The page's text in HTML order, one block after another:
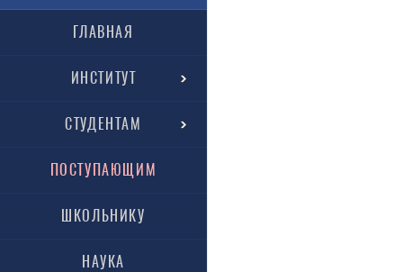
ГЛАВНАЯ
ИНСТИТУТ
СТУДЕНТАМ
ПОСТУПАЮЩИМ
ШКОЛЬНИКУ
НАУКА